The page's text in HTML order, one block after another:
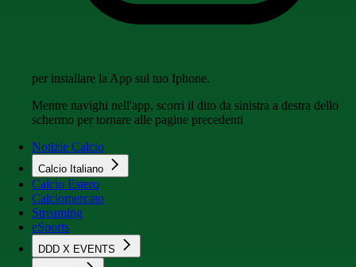
per installare la App sul tuo Iphone.
Mentre navighi nell'app, scorri il dito da sinistra a destra dello
schermo per tornare alle pagine precedenti
Notizie Calcio
Calcio Italiano
Calcio Estero
Calciomercato
Streaming
eSports
DDD X EVENTS